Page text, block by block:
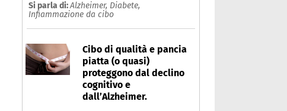
Si parla di:Alzheimer, Diabete,
Infiammazione da cibo
Cibo di qualità e pancia
piatta (o quasi)
proteggono dal declino
cognitivo e
dall’Alzheimer.